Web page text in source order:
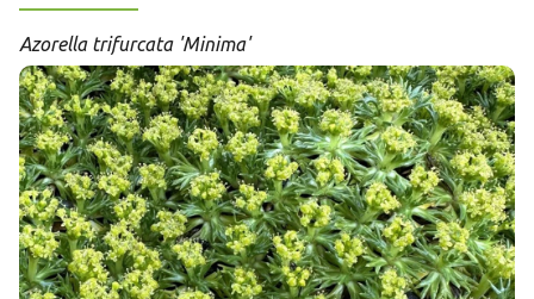
Azorella trifurcata 'Minima'